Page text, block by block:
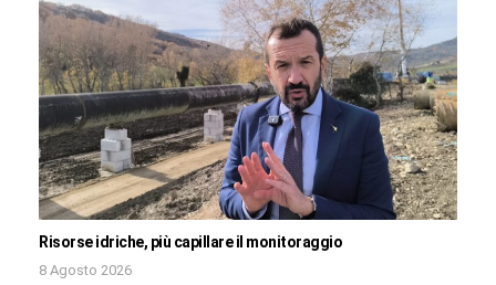
Risorse idriche, più capillare il monitoraggio
8 Agosto 2026